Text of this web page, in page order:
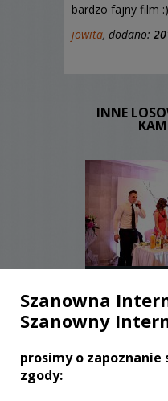
bardzo fajny film :)
jowita, dodano:
INNE
Szanowna
Szanowny
prosimy o zapoznanie
zgody: